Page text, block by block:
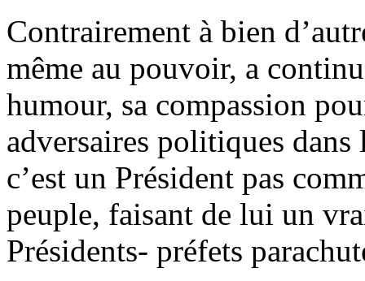
Contrairement à bien
même au pouvoir, a
humour, sa compassion
adversaires politiques
c’est un Président pas
peuple, faisant de lui un
Présidents- préfets